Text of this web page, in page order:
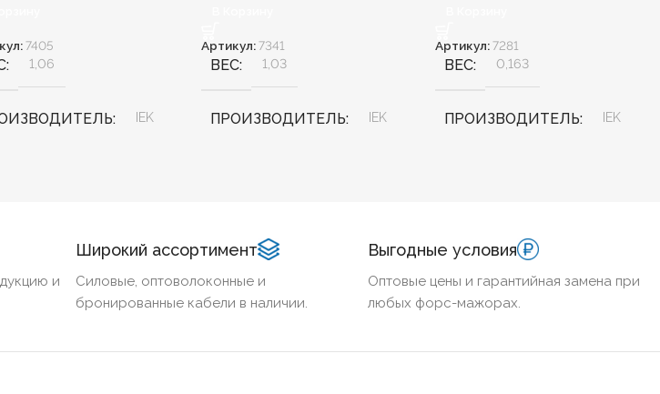
7405
1,06
IEK
ММ 50
Артикул:7341
ВЕС 1,03
ПРОИЗВОДИТЕЛЬ IEK
Артикул:7281
ВЕС 0,163
ПРОИЗВОДИТЕЛЬ IEK
CLP1CW-100-1
и
Широкий ассортимент
Силовые, оптоволоконные и
бронированные кабели в наличии.
Выгодные условия
Оптовые цены и гарантийная замена при
любых форс-мажорах.